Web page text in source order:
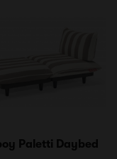
Paletti Daybed